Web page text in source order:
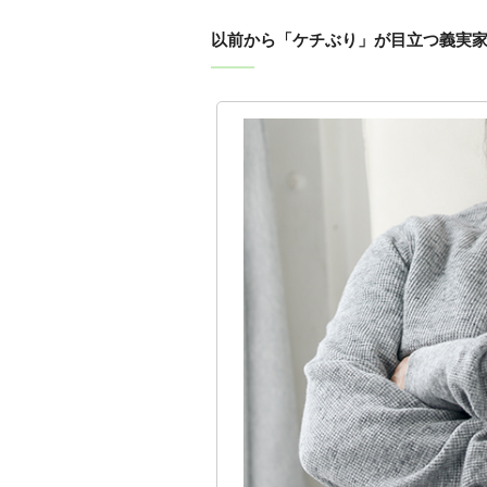
以前から「ケチぶり」が目立つ義実家